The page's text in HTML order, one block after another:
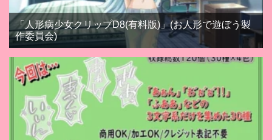
「人形病少女クリップD8(有料版)」(お人形で遊ぼう製
作委員会)